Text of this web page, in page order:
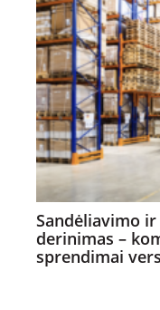
Sandėliavimo
derinimas –
sprendimai